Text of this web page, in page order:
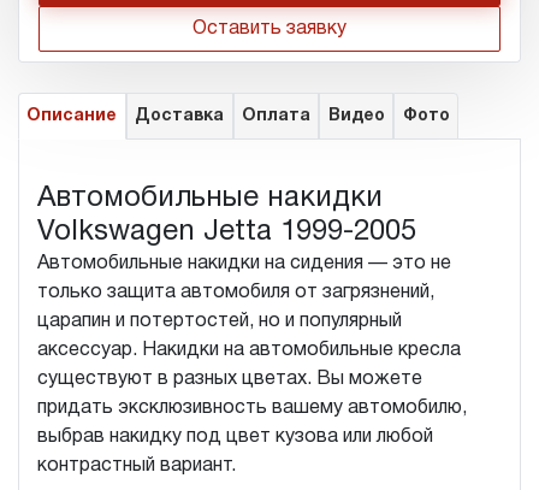
Оставить заявку
Описание Доставка Оплата Видео Фото
Автомобильные накидки
Volkswagen Jetta 1999-2005
Автомобильные накидки на сидения — это не
только защита автомобиля от загрязнений,
царапин и потертостей, но и популярный
аксессуар. Накидки на автомобильные кресла
существуют в разных цветах. Вы можете
придать эксклюзивность вашему автомобилю,
выбрав накидку под цвет кузова или любой
контрастный вариант.